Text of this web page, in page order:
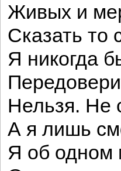
Живых и
Сказать то
Я никогда
Нельзя. Не
А я лишь
Я об одном